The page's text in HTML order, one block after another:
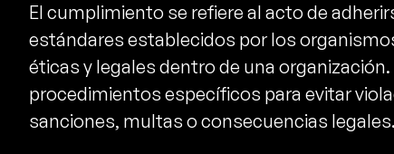
El cumplimiento se refiere al acto de
estándares establecidos por los
éticas y legales dentro de una
procedimientos específicos para evitar
sanciones, multas o consecuencias legales.